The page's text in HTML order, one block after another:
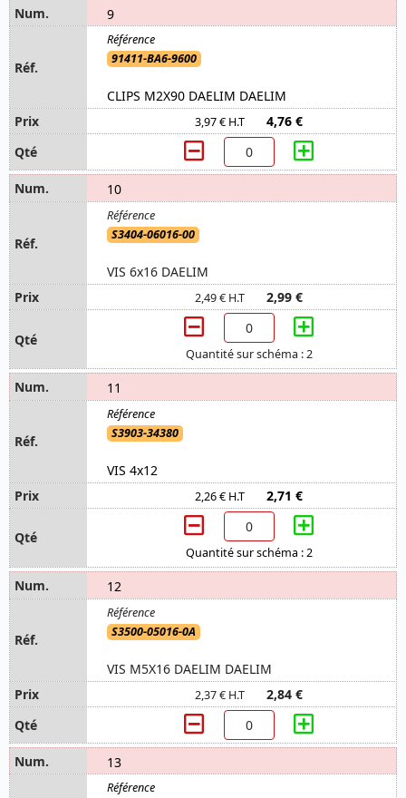
9
91411-BA6-9600
CLIPS M2X90 DAELIM DAELIM
3,97 € H.T 4,76 €
10
S3404-06016-00
VIS 6x16 DAELIM
2,49 € H.T 2,99 €
Quantité sur schéma : 2
11
S3903-34380
VIS 4x12
2,26 € H.T 2,71 €
Quantité sur schéma : 2
12
S3500-05016-0A
VIS M5X16 DAELIM DAELIM
2,37 € H.T 2,84 €
13